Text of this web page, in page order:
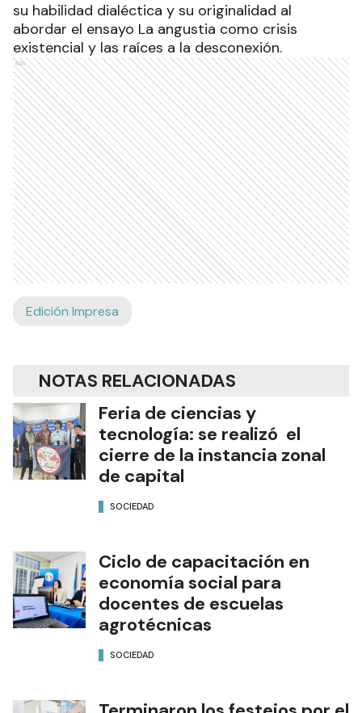
su habilidad dialéctica y su originalidad al
abordar el ensayo La angustia como crisis
existencial y las raíces a la desconexión.
Ads
Edición Impresa
NOTAS RELACIONADAS
Feria de ciencias y
tecnología: se realizó el
cierre de la instancia zonal
de capital
SOCIEDAD
Ciclo de capacitación en
economía social para
docentes de escuelas
agrotécnicas
SOCIEDAD